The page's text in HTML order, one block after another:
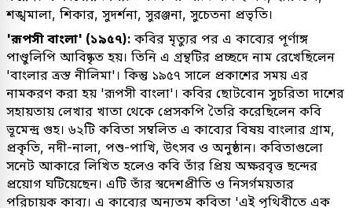
শঙ্খমালা, শিকার, সুদর্শনা, সুরঞ্জনা, সুচেতনা প্রভৃতি।
'রূপসী বাংলা' (১৯৫৭): কবির মৃত্যুর পর এ কাব্যের পূর্ণাঙ্গ
পাণ্ডুলিপি আবিষ্কৃত হয়। তিনি এ গ্রন্থটির প্রচ্ছদে নাম রেখেছিলেন
'বাংলার ত্রস্ত নীলিমা'। কিন্তু ১৯৫৭ সালে প্রকাশের সময় এর
নামকরণ করা হয় 'রূপসী বাংলা'। কবির ছোটবোন সুচরিতা দাশের
সহায়তায় লেখার খাতা থেকে প্রেসকপি তৈরি করেছিলেন কবি
ভূমেন্দ্র গুহ। ৬২টি কবিতা সম্বলিত এ কাব্যের বিষয় বাংলার গ্রাম,
প্রকৃতি, নদী-নালা, পশু-পাখি, উৎসব ও অনুষ্ঠান। কবিতাগুলো
সনেট আকারে লিখিত হলেও কবি তাঁর প্রিয় অক্ষরবৃত্ত ছন্দের
প্রয়োগ ঘটিয়েছেন। এটি তাঁর স্বদেশপ্রীতি ও নিসর্গময়তার
পরিচায়ক কাব্য। এ কাব্যের অন্যতম কবিতা 'এই পৃথিবীতে এক